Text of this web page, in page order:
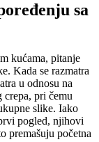
sa
kućama, pitanje
Kada se razmatra
u odnosu na
pri čemu
slike. Iako
pogled, njihovi
premašuju početna